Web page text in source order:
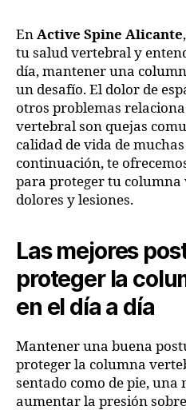
EnActive Spine Alicante
tu salud vertebral y
día, mantener una
un desafío. El dolor de
otros problemas
vertebral son quejas
calidad de vida de
continuación, te
para proteger tu
dolores y lesiones.
Las mejores
proteger la
en el día a día
Mantener una buena
proteger la columna
sentado como de pie,
aumentar la presión